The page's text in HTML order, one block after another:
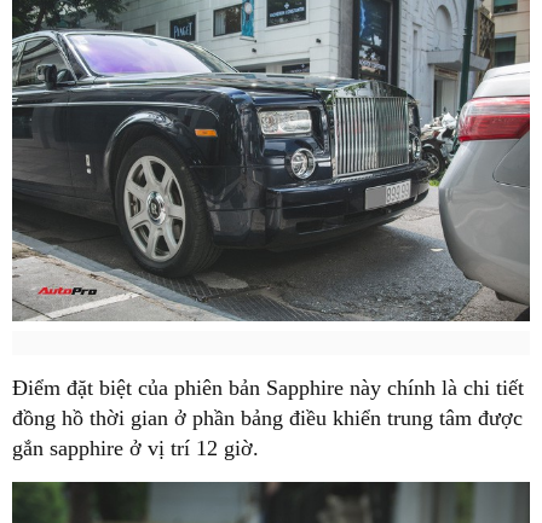
Điểm đặt biệt của phiên bản Sapphire này chính là chi tiết
đồng hồ thời gian ở phần bảng điều khiển trung tâm được
gắn sapphire ở vị trí 12 giờ.